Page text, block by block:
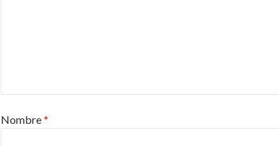
Nombre*